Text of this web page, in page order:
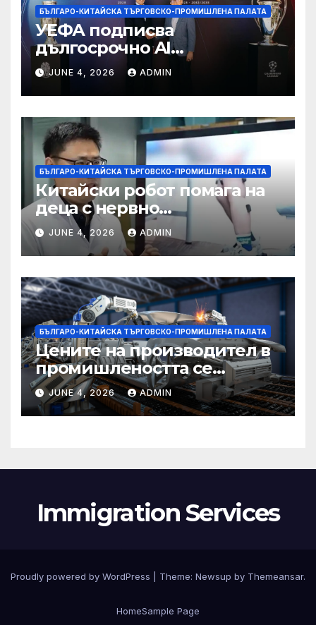
БЪЛГАРО-КИТАЙСКА ТЪРГОВСКО-ПРОМИШЛЕНА ПАЛАТА
УЕФА подписва
дългосрочно AI
партньорство с Alibaba
JUNE 4, 2026 ADMIN
БЪЛГАРО-КИТАЙСКА ТЪРГОВСКО-ПРОМИШЛЕНА ПАЛАТА
Китайски робот помага на
деца с нервно
разстройство да се
изправят за първи път
JUNE 4, 2026 ADMIN
БЪЛГАРО-КИТАЙСКА ТЪРГОВСКО-ПРОМИШЛЕНА ПАЛАТА
Цените на производител в
промишлеността се
понижават с 0,7% в
еврозоната и с 0,5% в ЕС
JUNE 4, 2026 ADMIN
Immigration Services
Proudly powered by WordPress Theme: Newsup by Themeansar.
HomeSample Page